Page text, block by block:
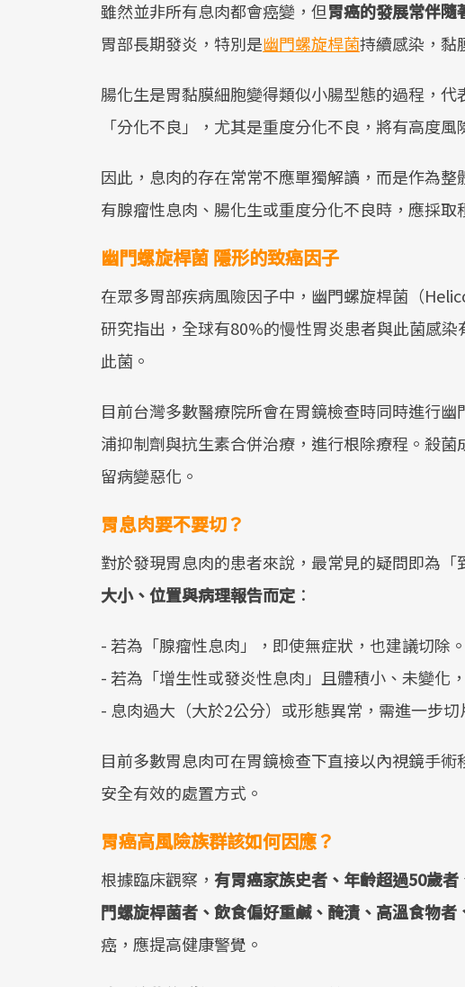
雖然並非所有息肉都會癌變，但胃癌的發展常伴隨
胃部長期發炎，特別是幽門螺旋桿菌持續感染，黏
腸化生是胃黏膜細胞變得類似小腸型態的過程，
「分化不良」，尤其是重度分化不良，將有高度
因此，息肉的存在常常不應單獨解讀，而是作為
有腺瘤性息肉、腸化生或重度分化不良時，應採
幽門螺旋桿菌 隱形的致癌因子
在眾多胃部疾病風險因子中，幽門螺旋桿菌（
研究指出，全球有80%的慢性胃炎患者與此菌感
此菌。
目前台灣多數醫療院所會在胃鏡檢查時同時進行
浦抑制劑與抗生素合併治療，進行根除療程。殺
留病變惡化。
胃息肉要不要切？
對於發現胃息肉的患者來說，最常見的疑問即為「
大小、位置與病理報告而定 ：
- 若為「腺瘤性息肉」，即使無症狀，也建議切除。
- 若為「增生性或發炎性息肉」且體積小、未變化
- 息肉過大（大於2公分）或形態異常，需進一步切
目前多數胃息肉可在胃鏡檢查下直接以內視鏡手
安全有效的處置方式。
胃癌高風險族群該如何因應？
根據臨床觀察， 有胃癌家族史者、年齡超過50歲
門螺旋桿菌者、飲食偏好重鹹、醃漬、高溫食物
癌，應提高健康警覺。